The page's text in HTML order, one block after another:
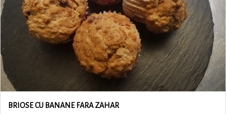
BRIOSE CU BANANE FARA ZAHAR